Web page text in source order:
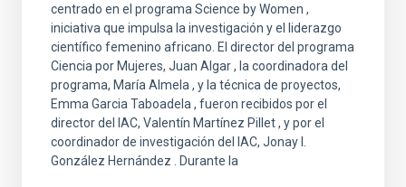
centrado en el programa Science by Women ,
iniciativa que impulsa la investigación y el liderazgo
científico femenino africano. El director del programa
Ciencia por Mujeres, Juan Algar , la coordinadora del
programa, María Almela , y la técnica de proyectos,
Emma Garcia Taboadela , fueron recibidos por el
director del IAC, Valentín Martínez Pillet , y por el
coordinador de investigación del IAC, Jonay I.
González Hernández . Durante la